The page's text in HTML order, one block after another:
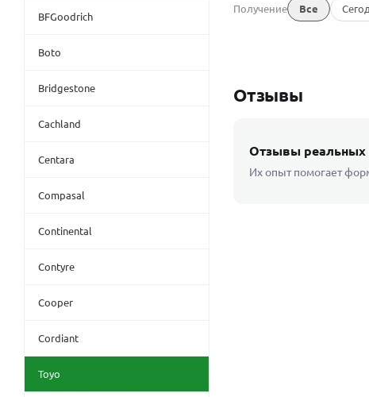
Получение Все
Отзывы
Отзывы реальных
Их опыт помогает
BFGoodrich
Boto
Bridgestone
Cachland
Centara
Compasal
Continental
Contyre
Cooper
Cordiant
Toyo